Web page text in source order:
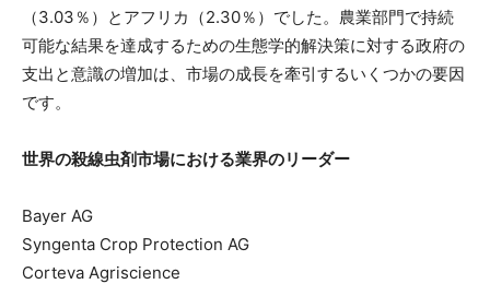
（3.03％）とアフリカ（2.30％）でした。農業部門で持続
可能な結果を​​達成するための生態学的解決策に対する政府の
支出と意識の増加は、市場の成長を牽引するいくつかの要因
です。
世界の殺線虫剤市場における業界のリーダー
Bayer AG
Syngenta Crop Protection AG
Corteva Agriscience